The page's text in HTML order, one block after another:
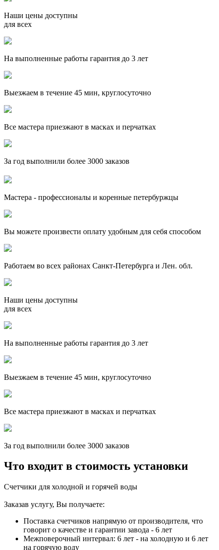
Наши цены доступны
для всех
На выполненные работы гарантия до 3 лет
Выезжаем в течение 45 мин, круглосуточно
Все мастера приезжают в масках и перчатках
За год выполнили более 3000 заказов
Мастера - профессионалы и коренные петербуржцы
Вы можете произвести оплату удобным для себя способом
Работаем во всех районах Санкт-Петербурга и Лен. обл.
Наши цены доступны
для всех
На выполненные работы гарантия до 3 лет
Выезжаем в течение 45 мин, круглосуточно
Все мастера приезжают в масках и перчатках
За год выполнили более 3000 заказов
Что входит в стоимость установки
Счетчики для холодной и горячей воды
Заказав услугу, Вы получаете:
Поставка счетчиков напрямую от производителя, что
говорит о качестве и гарантии завода - 6 лет
Межповерочный интервал: 6 лет - на холодную и 6 лет
на горячую воду